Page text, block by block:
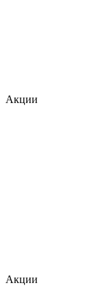
Акции
Акции